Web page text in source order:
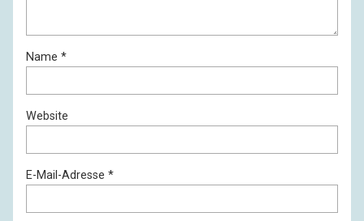
Name *
Website
E-Mail-Adresse *